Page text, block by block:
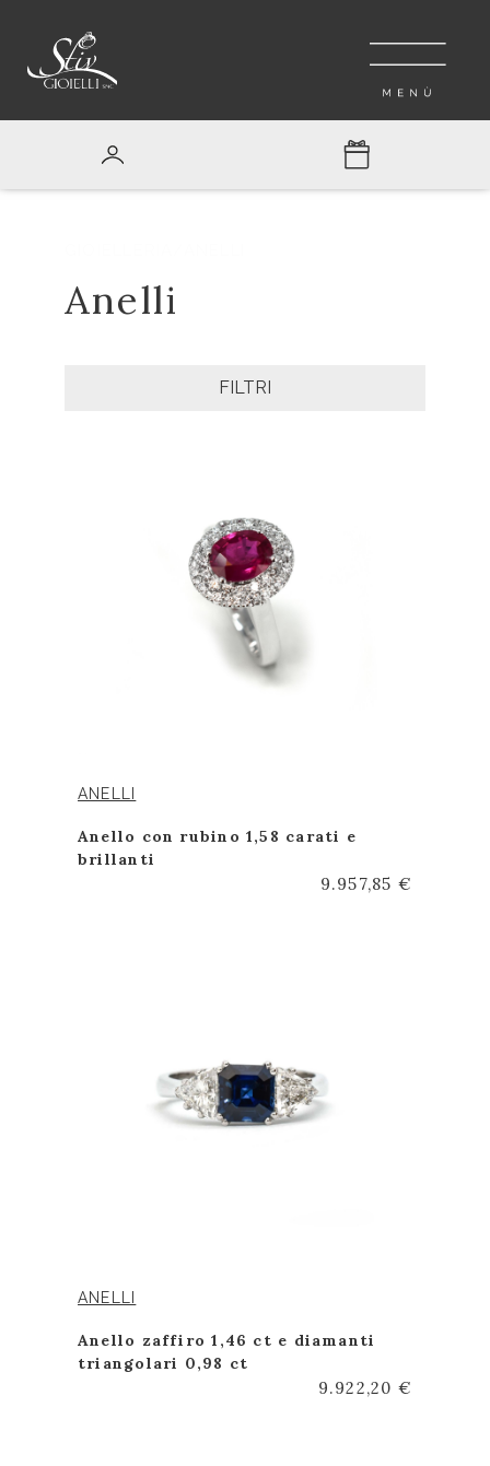
Anelli
FILTRI
ANELLI
Anello con rubino 1,58 carati e
brillanti
9.957,85 €
ANELLI
Anello zaffiro 1,46 ct e diamanti
triangolari 0,98 ct
9.922,20 €